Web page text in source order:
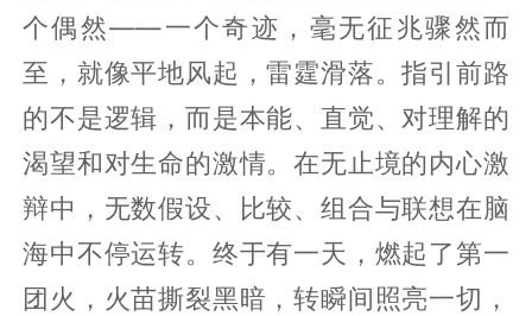
个偶然——一个奇迹，毫无征兆骤然而
至，就像平地风起，雷霆滑落。指引前路
的不是逻辑，而是本能、直觉、对理解的
渴望和对生命的激情。在无止境的内心激
辩中，无数假设、比较、组合与联想在脑
海中不停运转。终于有一天，燃起了第一
团火，火苗撕裂黑暗，转瞬间照亮一切，